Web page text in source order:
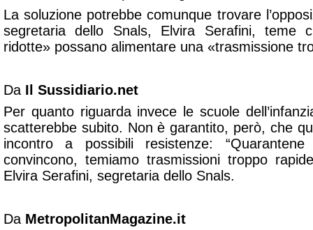
La soluzione potrebbe comunque trovare
segretaria dello Snals, Elvira Serafini, teme
ridotte» possano alimentare una «trasmissione
Da Il Sussidiario.net
Per quanto riguarda invece le scuole
scatterebbe subito. Non è garantito, però, che
incontro a possibili resistenze:
convincono, temiamo trasmissioni troppo
Elvira Serafini, segretaria dello Snals.
Da MetropolitanMagazine.it